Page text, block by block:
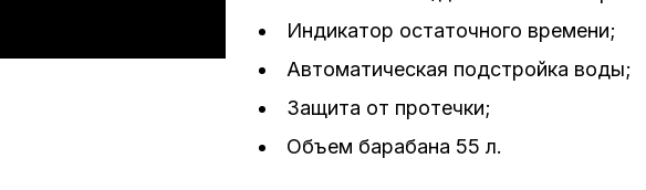
черный,
Блокировка, Антисминание+,
Индикатор остаточного времени;
Автоматическая подстройка воды;
Защита от протечки;
Объем барабана 55 л.